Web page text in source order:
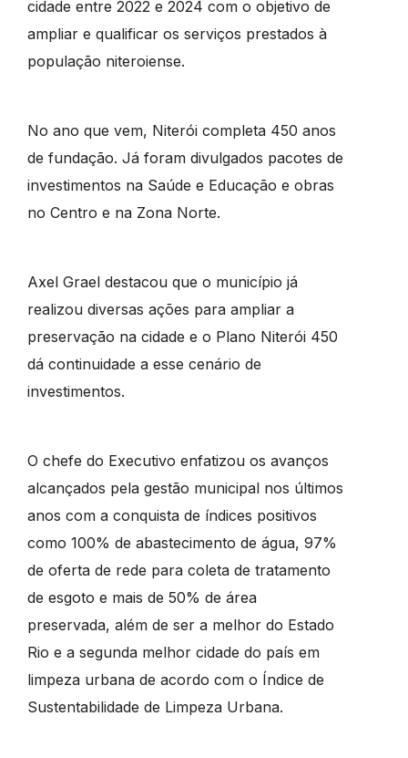
cidade entre 2022 e 2024 com o objetivo de
ampliar e qualificar os serviços prestados à
população niteroiense.
No ano que vem, Niterói completa 450 anos
de fundação. Já foram divulgados pacotes de
investimentos na Saúde e Educação e obras
no Centro e na Zona Norte.
Axel Grael destacou que o município já
realizou diversas ações para ampliar a
preservação na cidade e o Plano Niterói 450
dá continuidade a esse cenário de
investimentos.
O chefe do Executivo enfatizou os avanços
alcançados pela gestão municipal nos últimos
anos com a conquista de índices positivos
como 100% de abastecimento de água, 97%
de oferta de rede para coleta de tratamento
de esgoto e mais de 50% de área
preservada, além de ser a melhor do Estado
Rio e a segunda melhor cidade do país em
limpeza urbana de acordo com o Índice de
Sustentabilidade de Limpeza Urbana.